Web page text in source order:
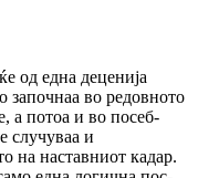
од една деценија
во редовното
а потоа и во по­себ­
слу­чуваа и
на наставниот кадар.